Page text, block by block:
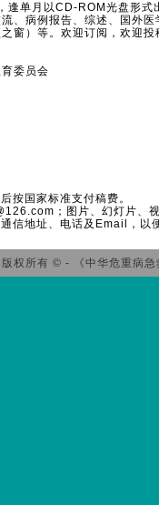
单月以CD-ROM光盘形式
、病例报告、综述、国外
窗）等。欢迎订阅，欢迎投
委员会
按国家标准支付稿费。
；图片、幻灯片、
信地址、电话及Email，以
版权所有 © - 《中华危重病